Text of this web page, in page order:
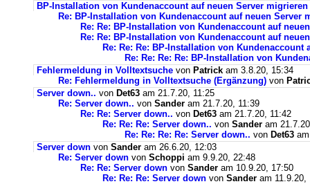
BP-Installation von Kundenaccount auf neuen Server migrieren
Re: BP-Installation von Kundenaccount auf neuen Server
Re: Re: BP-Installation von Kundenaccount auf
Re: Re: BP-Installation von Kundenaccount auf
Re: Re: Re: BP-Installation von Kundenaccount
Re: Re: Re: Re: BP-Installation von
Fehlermeldung in Volltextsuche von Patrick am 3.8.20, 15:34
Re: Fehlermeldung in Volltextsuche (Ergänzung) von
Server down.. von Det63 am 21.7.20, 11:25
Re: Server down.. von Sander am 21.7.20, 11:39
Re: Re: Server down.. von Det63 am 21.7.20, 11:42
Re: Re: Re: Server down.. von Sander am
Re: Re: Re: Re: Server down.. von Det63
Server down von Sander am 26.6.20, 12:03
Re: Server down von Schoppi am 9.9.20, 22:48
Re: Re: Server down von Sander am 10.9.20, 17:50
Re: Re: Re: Server down von Sander am 11.9.20,